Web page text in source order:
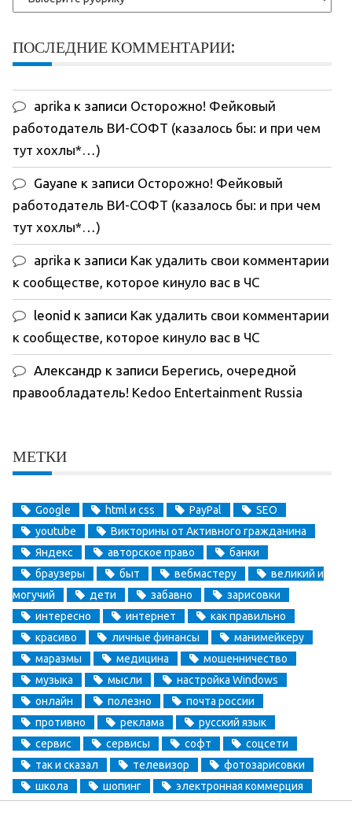
ПОСЛЕДНИЕ КОММЕНТАРИИ:
aprika к записи Осторожно! Фейковый
работодатель ВИ-СОФТ (казалось бы: и при чем
тут хохлы*…)
Gayane к записи Осторожно! Фейковый
работодатель ВИ-СОФТ (казалось бы: и при чем
тут хохлы*…)
aprika к записи Как удалить свои комментарии
к сообществе, которое кинуло вас в ЧС
leonid к записи Как удалить свои комментарии
к сообществе, которое кинуло вас в ЧС
Александр к записи Берегись, очередной
правообладатель! Kedoo Entertainment Russia
МЕТКИ
Google html и css PayPal
SEO
youtube
Викторины от Активного гражданина
Яндекс
авторское право
банки
браузеры
быт вебмастеру
великий и
могучий
дети забавно
зарисовки
интересно
интернет
как правильно
красиво
личные финансы
манимейкеру
маразмы
медицина
мошенничество
музыка
мысли
настройка Windows
онлайн
полезно
почта россии
противно
реклама
русский язык
сервис
сервисы софт
соцсети
так и сказал
телевизор
фотозарисовки
школа
шопинг
электронная коммерция